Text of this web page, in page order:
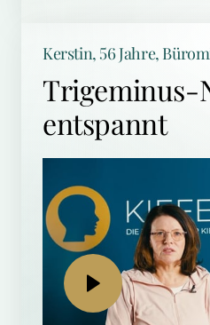
Kerstin, 56 Jahre,
Trigeminus-
entspannt